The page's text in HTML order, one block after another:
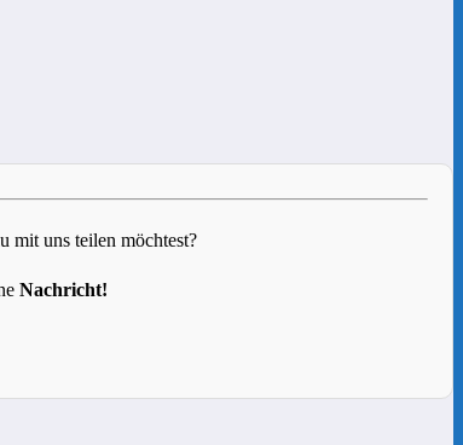
mit uns teilen möchtest?
Nachricht!